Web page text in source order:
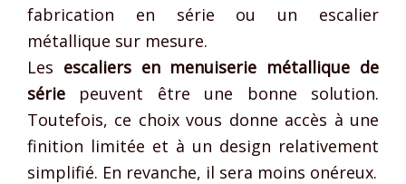
fabrication en série ou un escalier
métallique sur mesure.
Les escaliers en menuiserie métallique de
série peuvent être une bonne solution.
Toutefois, ce choix vous donne accès à une
finition limitée et à un design relativement
simplifié. En revanche, il sera moins onéreux.